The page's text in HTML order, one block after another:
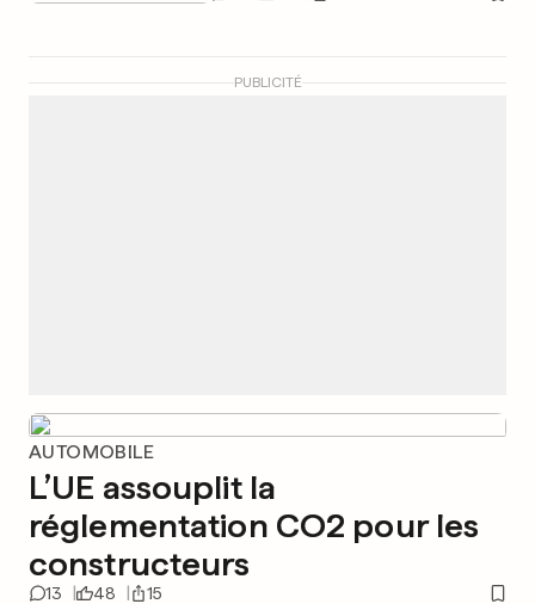
PUBLICITÉ
AUTOMOBILE
L’UE assouplit la
réglementation CO2 pour les
constructeurs
13 48 15